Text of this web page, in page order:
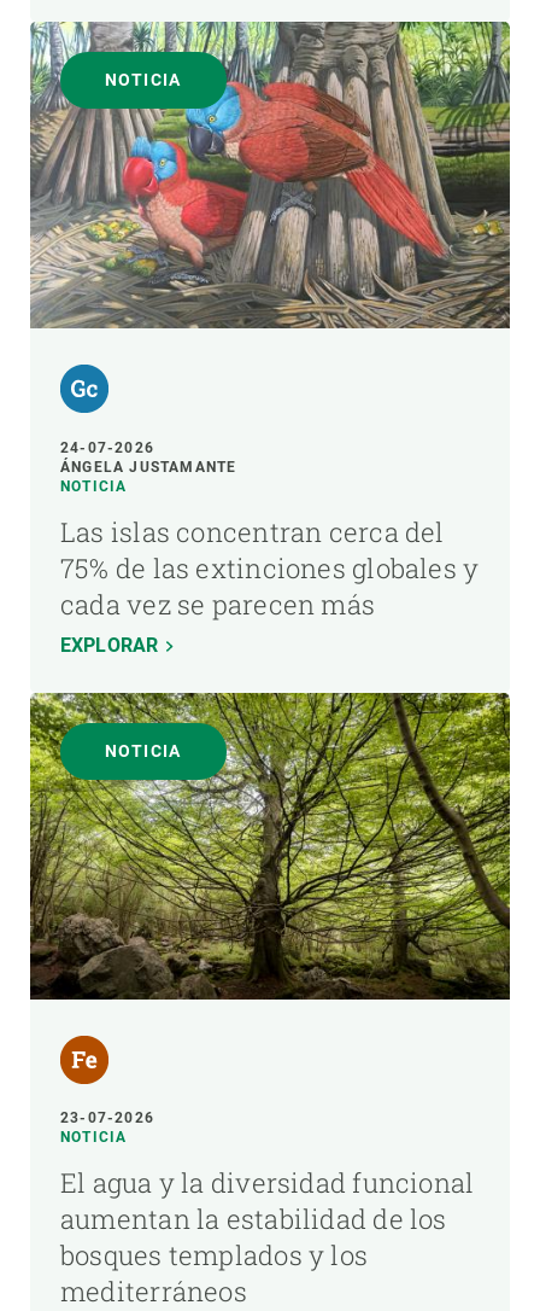
NOTICIA
24-07-2026
ÁNGELA JUSTAMANTE
NOTICIA
Las islas concentran cerca del
75% de las extinciones globales y
cada vez se parecen más
EXPLORAR
NOTICIA
23-07-2026
NOTICIA
El agua y la diversidad funcional
aumentan la estabilidad de los
bosques templados y los
mediterráneos